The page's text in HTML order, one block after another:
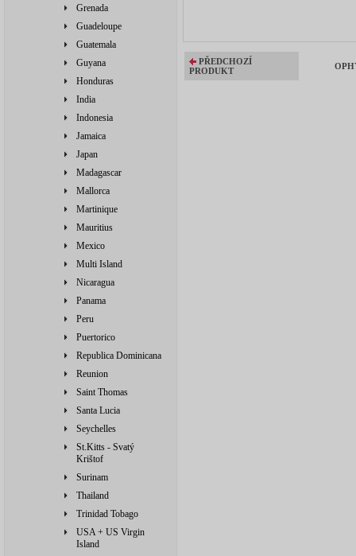
Grenada
Guadeloupe
Guatemala
Guyana
Honduras
India
Indonesia
Jamaica
Japan
Madagascar
Mallorca
Martinique
Mauritius
Mexico
Multi Island
Nicaragua
Panama
Peru
Puertorico
Republica Dominicana
Reunion
Saint Thomas
Santa Lucia
Seychelles
St.Kitts - Svatý
Krištof
Surinam
Thailand
Trinidad Tobago
USA + US Virgin
Island
PŘEDCHOZÍ
PRODUKT